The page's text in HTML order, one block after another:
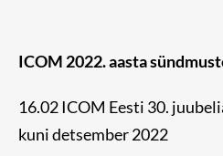
ICOM 2022. aasta
16.02 ICOM Eesti 30.
kuni detsember 2022